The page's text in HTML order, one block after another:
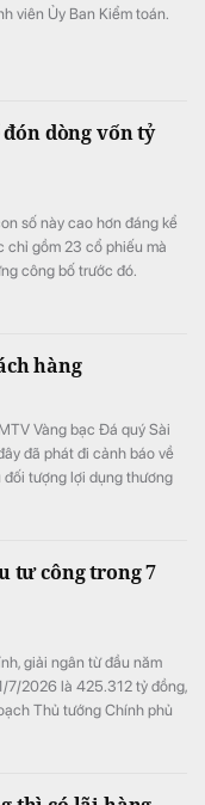
viên Ủy Ban Kiểm toán.
dòng vốn tỷ
số này cao hơn đáng kể
chỉ gồm 23 cổ phiếu mà
công bố trước đó.
hàng
Vàng bạc Đá quý Sài
đã phát đi cảnh báo về
tượng lợi dụng thương
tư công trong 7
giải ngân từ đầu năm
7/2026 là 425.312 tỷ đồng,
Thủ tướng Chính phủ